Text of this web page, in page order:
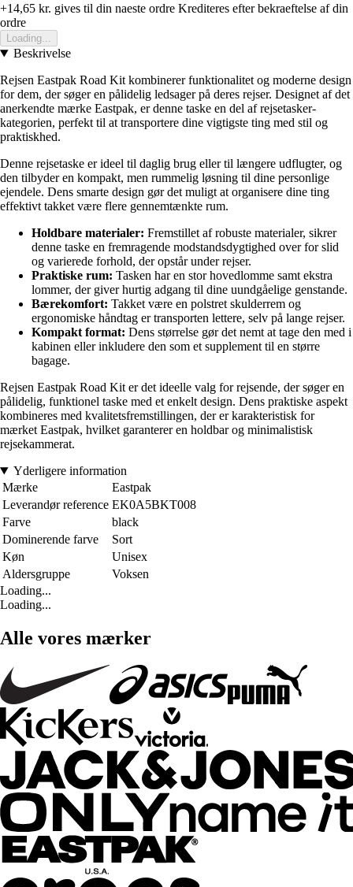
+14,65 kr. gives til din naeste ordre Krediteres efter bekraeftelse af din
ordre
Loading...
Beskrivelse
Rejsen Eastpak Road Kit kombinerer funktionalitet og moderne design
for dem, der søger en pålidelig ledsager på deres rejser. Designet af det
anerkendte mærke Eastpak, er denne taske en del af rejsetasker-
kategorien, perfekt til at transportere dine vigtigste ting med stil og
praktiskhed.
Denne rejsetaske er ideel til daglig brug eller til længere udflugter, og
den tilbyder en kompakt, men rummelig løsning til dine personlige
ejendele. Dens smarte design gør det muligt at organisere dine ting
effektivt takket være flere gennemtænkte rum.
Holdbare materialer: Fremstillet af robuste materialer, sikrer
denne taske en fremragende modstandsdygtighed over for slid
og varierede forhold, der opstår under rejser.
Praktiske rum: Tasken har en stor hovedlomme samt ekstra
lommer, der giver hurtig adgang til dine uundgåelige genstande.
Bærekomfort: Takket være en polstret skulderrem og
ergonomiske håndtag er transporten lettere, selv på lange rejser.
Kompakt format: Dens størrelse gør det nemt at tage den med i
kabinen eller inkludere den som et supplement til en større
bagage.
Rejsen Eastpak Road Kit er det ideelle valg for rejsende, der søger en
pålidelig, funktionel taske med et enkelt design. Dens praktiske aspekt
kombineres med kvalitetsfremstillingen, der er karakteristisk for
mærket Eastpak, hvilket garanterer en holdbar og minimalistisk
rejsekammerat.
Yderligere information
Mærke
Eastpak
Leverandør reference EK0A5BKT008
Farve
black
Dominerende farve
Sort
Køn
Unisex
Aldersgruppe
Voksen
Loading...
Loading...
Alle vores mærker